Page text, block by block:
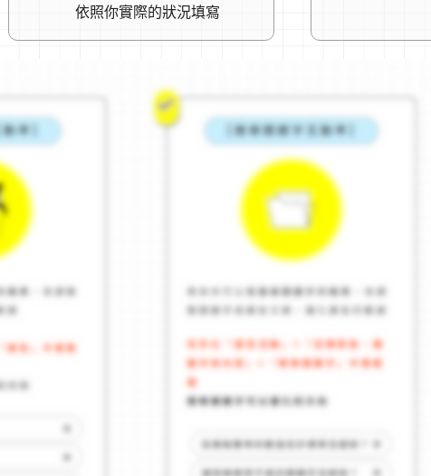
依照你實際的狀況填寫